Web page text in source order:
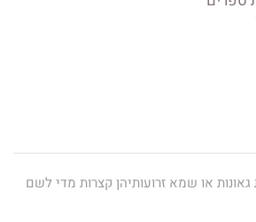
או שמא זרועותיהן קצרות מדי לשם